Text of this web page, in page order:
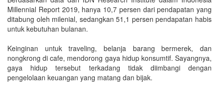
Millennial Report 2019, hanya 10,7 persen dari pendapatan yang
ditabung oleh milenial, sedangkan 51,1 persen pendapatan habis
untuk kebutuhan bulanan.
Keinginan untuk traveling, belanja barang bermerek, dan
nongkrong di cafe, mendorong gaya hidup konsumtif. Sayangnya,
gaya hidup tersebut terkadang tidak diimbangi dengan
pengelolaan keuangan yang matang dan bijak.